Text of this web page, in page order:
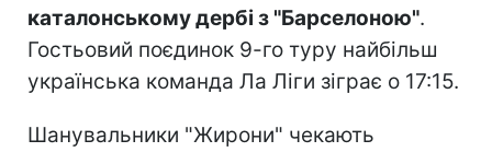
каталонському дербі з "Барселоною".
Гостьовий поєдинок 9-го туру найбільш
українська команда Ла Ліги зіграє о 17:15.
Шанувальники "Жирони" чекають